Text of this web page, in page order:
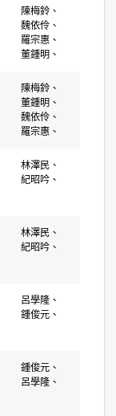
陳梅鈴、
魏依伶、
羅宗惠、
董鍾明、
陳梅鈴、
董鍾明、
魏依伶、
羅宗惠、
林澤民、
紀昭吟、
林澤民、
紀昭吟、
呂學隆、
鍾俊元、
鍾俊元、
呂學隆、